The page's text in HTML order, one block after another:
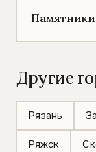
Памятники
Другие
Рязань
Ряжск